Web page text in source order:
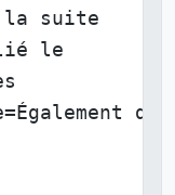
la suite
le